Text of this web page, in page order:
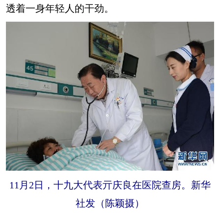
透着一身年轻人的干劲。
11月2日，十九大代表亓庆良在医院查房。新华
社发（陈颖摄）